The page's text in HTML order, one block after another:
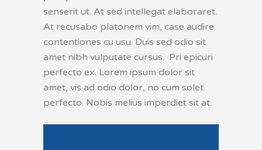
senserit ut. At sed intellegat elaboraret.
At recusabo platonem vim, case audire
contentiones cu usu. Duis sed odio sit
amet nibh vulputate cursus. Pri epicuri
perfecto ex. Lorem ipsum dolor sit
amet, vis ad odio dolor, no cum solet
perfecto. Nobis melius imperdiet sit at.